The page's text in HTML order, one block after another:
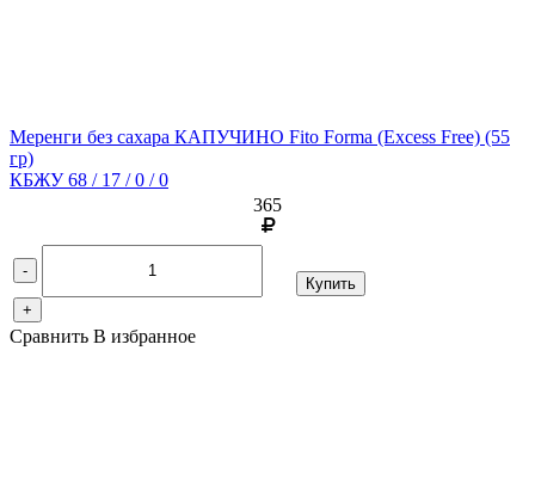
Меренги без сахара КАПУЧИНО Fito Forma (Excess Free) (55
гр)
КБЖУ 68 / 17 / 0 / 0
365
-
+
Купить
Сравнить В избранное